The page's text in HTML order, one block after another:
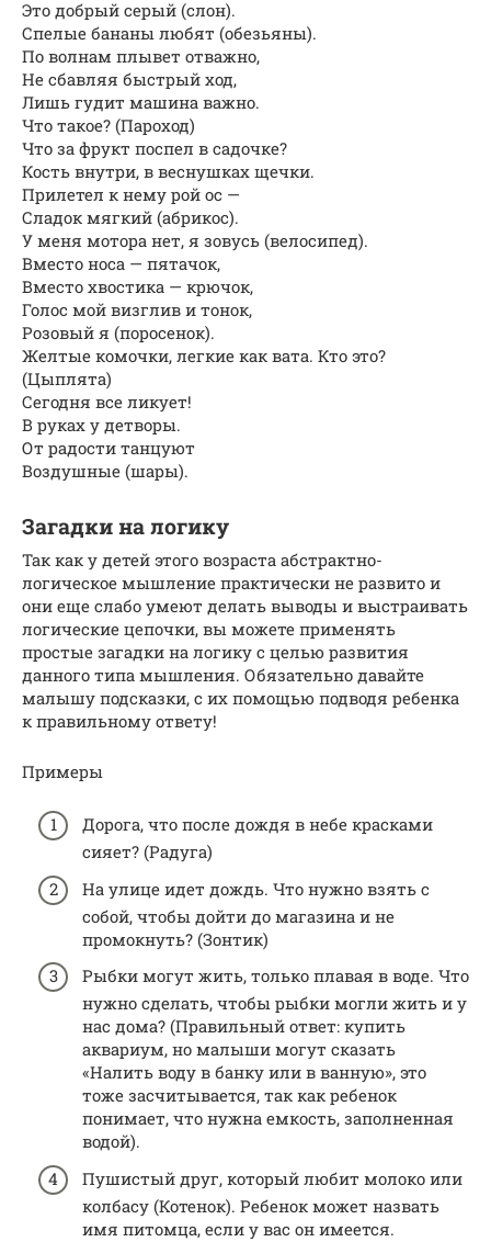
Это добрый серый (слон).
Спелые бананы любят (обезьяны).
По волнам плывет отважно,
Не сбавляя быстрый ход,
Лишь гудит машина важно.
Что такое? (Пароход)
Что за фрукт поспел в садочке?
Кость внутри, в веснушках щечки.
Прилетел к нему рой ос —
Сладок мягкий (абрикос).
У меня мотора нет, я зовусь (велосипед).
Вместо носа — пятачок,
Вместо хвостика — крючок,
Голос мой визглив и тонок,
Розовый я (поросенок).
Желтые комочки, легкие как вата. Кто это?
(Цыплята)
Сегодня все ликует!
В руках у детворы.
От радости танцуют
Воздушные (шары).
Загадки на логику
Так как у детей этого возраста абстрактно-
логическое мышление практически не развито и
они еще слабо умеют делать выводы и выстраивать
логические цепочки, вы можете применять
простые загадки на логику с целью развития
данного типа мышления. Обязательно давайте
малышу подсказки, с их помощью подводя ребенка
к правильному ответу!
Примеры
Дорога, что после дождя в небе красками
сияет? (Радуга)
На улице идет дождь. Что нужно взять с
собой, чтобы дойти до магазина и не
промокнуть? (Зонтик)
Рыбки могут жить, только плавая в воде. Что
нужно сделать, чтобы рыбки могли жить и у
нас дома? (Правильный ответ: купить
аквариум, но малыши могут сказать
«Налить воду в банку или в ванную», это
тоже засчитывается, так как ребенок
понимает, что нужна емкость, заполненная
водой).
Пушистый друг, который любит молоко или
колбасу (Котенок). Ребенок может назвать
имя питомца, если у вас он имеется.